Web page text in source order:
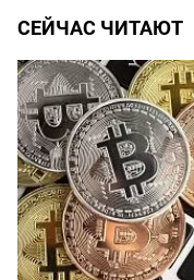
СЕЙЧАС ЧИТАЮТ